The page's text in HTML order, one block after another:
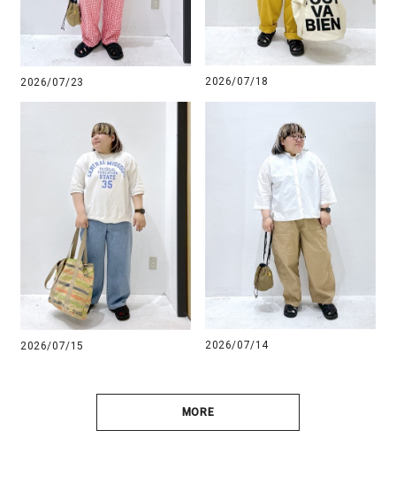
2026/07/23 2026/07/18
2026/07/15 2026/07/14
MORE